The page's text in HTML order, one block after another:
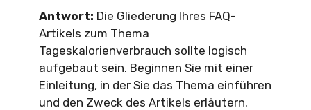
Antwort: Die Gliederung Ihres FAQ-
Artikels zum Thema
Tageskalorienverbrauch sollte logisch
aufgebaut sein. Beginnen Sie mit einer
Einleitung, in der Sie das Thema einführen
und den Zweck des Artikels erläutern.